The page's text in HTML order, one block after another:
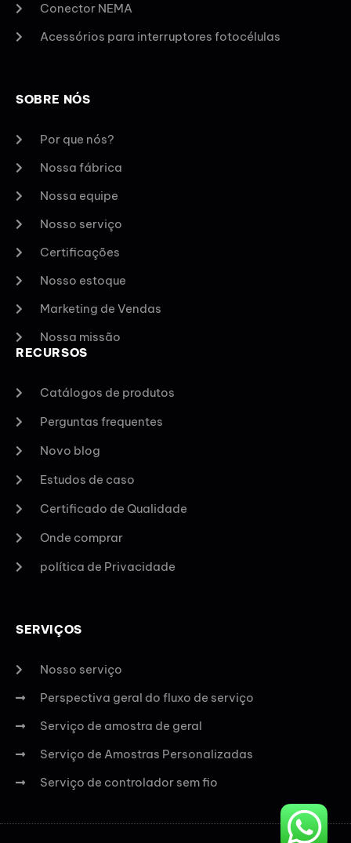
Conector NEMA
Acessórios para interruptores fotocélulas
SOBRE NÓS
Por que nós?
Nossa fábrica
Nossa equipe
Nosso serviço
Certificações
Nosso estoque
Marketing de Vendas
Nossa missão
RECURSOS
Catálogos de produtos
Perguntas frequentes
Novo blog
Estudos de caso
Certificado de Qualidade
Onde comprar
política de Privacidade
SERVIÇOS
Nosso serviço
Perspectiva geral do fluxo de serviço
Serviço de amostra de geral
Serviço de Amostras Personalizadas
Serviço de controlador sem fio